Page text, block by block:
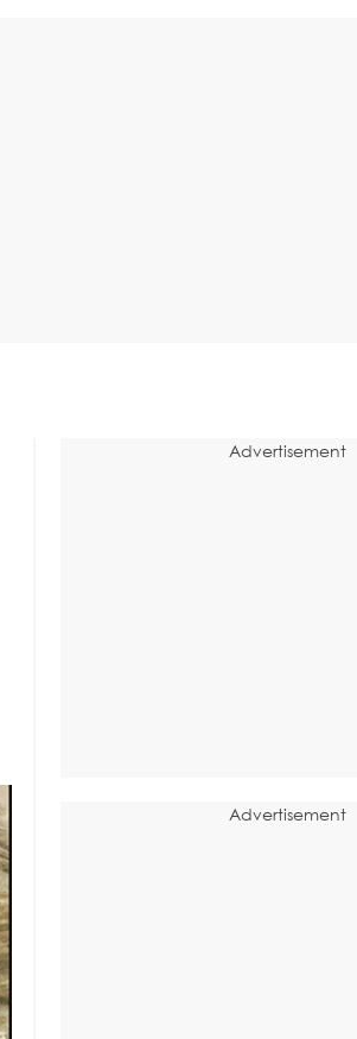
Advertisement
Advertisement